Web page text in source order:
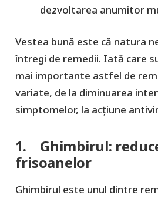
dezvoltarea anumitor
Vestea bună este că natura
întregi de remedii. Iată care
mai importante astfel de
variate, de la diminuarea
simptomelor, la acțiune
1. Ghimbirul:
frisoanelor
Ghimbirul este unul dintre